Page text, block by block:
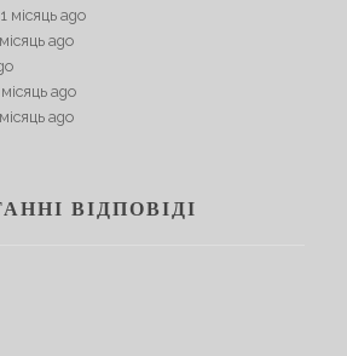
1 місяць ago
ago
місяць ago
ago
ВІДПОВІДІ